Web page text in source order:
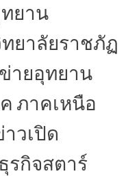
ยาน
ยาลัยราชภัฏ
ายอุทยาน
ภาคเหนือ
วเปิด
รกิจสตาร์